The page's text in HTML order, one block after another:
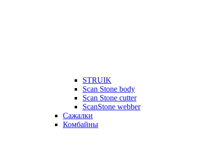
STRUIK
Scan Stone body
Scan Stone cutter
ScanStone webber
Сажалки
Комбайны